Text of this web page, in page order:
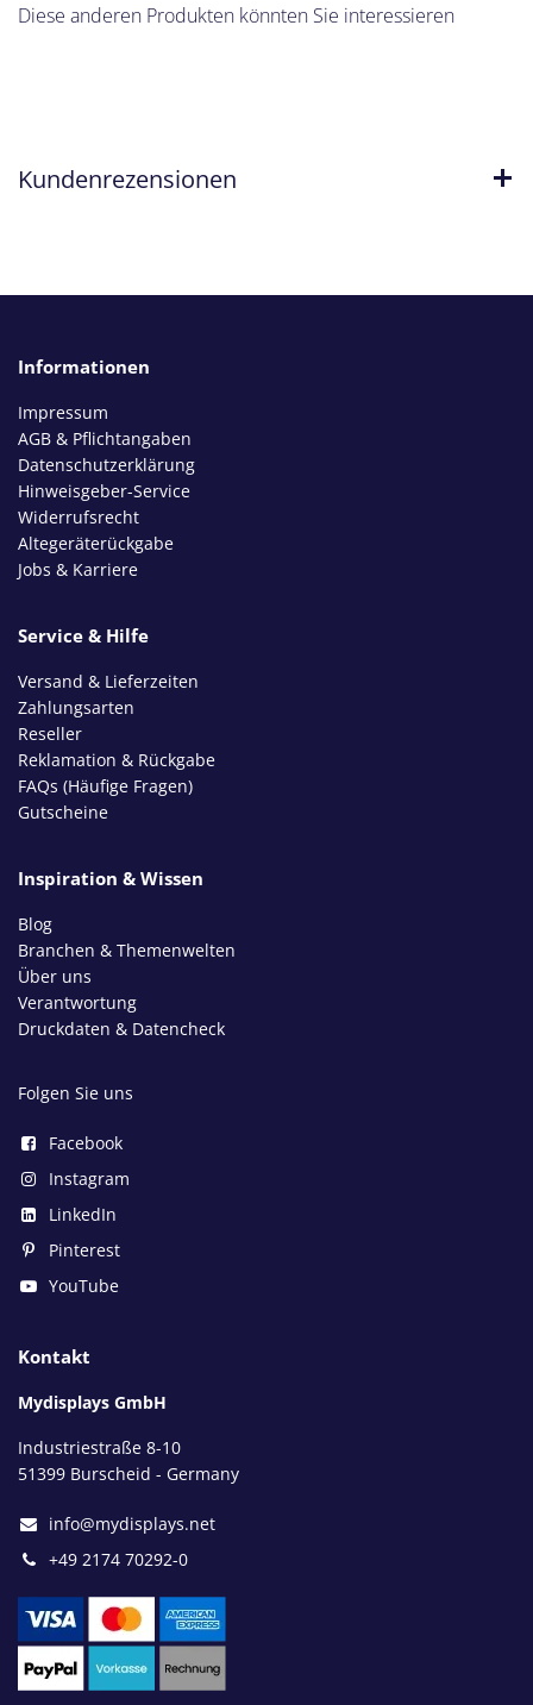
Diese anderen Produkten könnten Sie interessieren
Kundenrezensionen
Informationen
Impressum
AGB & Pflichtangaben
Datenschutzerklärung
Hinweisgeber-Service
Widerrufsrecht
Altegeräterückgabe
Jobs & Karriere
Service & Hilfe
Versand & Lieferzeiten
Zahlungsarten
Reseller
Reklamation & Rückgabe
FAQs (Häufige Fragen)
Gutscheine
Inspiration & Wissen
Blog
Branchen & Themenwelten
Über uns
Verantwortung
Druckdaten & Datencheck
Folgen Sie uns
Facebook
Instagram
LinkedIn
Pinterest
YouTube
Kontakt
Mydisplays GmbH
Industriestraße 8-10
51399 Burscheid - Germany
info@mydisplays.net
+49 2174 70292-0